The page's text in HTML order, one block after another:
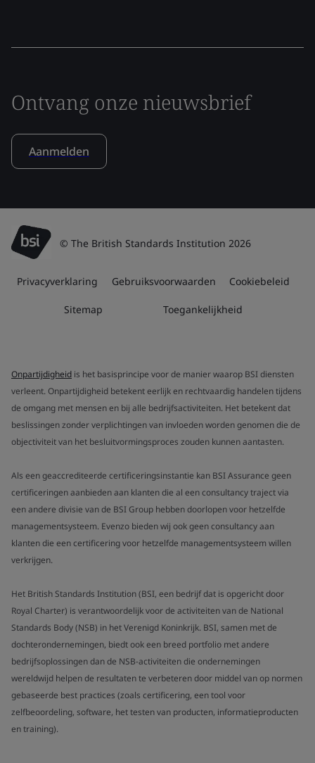
Ontvang onze nieuwsbrief
Aanmelden
© The British Standards Institution 2026
Privacyverklaring Gebruiksvoorwaarden Cookiebeleid
Sitemap Toegankelijkheid
Onpartijdigheid is het basisprincipe voor de manier waarop BSI diensten
verleent. Onpartijdigheid betekent eerlijk en rechtvaardig handelen tijdens
de omgang met mensen en bij alle bedrijfsactiviteiten. Het betekent dat
beslissingen zonder verplichtingen van invloeden worden genomen die de
objectiviteit van het besluitvormingsproces zouden kunnen aantasten.
Als een geaccrediteerde certificeringsinstantie kan BSI Assurance geen
certificeringen aanbieden aan klanten die al een consultancy traject via
een andere divisie van de BSI Group hebben doorlopen voor hetzelfde
managementsysteem. Evenzo bieden wij ook geen consultancy aan
klanten die een certificering voor hetzelfde managementsysteem willen
verkrijgen.
Het British Standards Institution (BSI, een bedrijf dat is opgericht door
Royal Charter) is verantwoordelijk voor de activiteiten van de National
Standards Body (NSB) in het Verenigd Koninkrijk. BSI, samen met de
dochterondernemingen, biedt ook een breed portfolio met andere
bedrijfsoplossingen dan de NSB-activiteiten die ondernemingen
wereldwijd helpen de resultaten te verbeteren door middel van op normen
gebaseerde best practices (zoals certificering, een tool voor
zelfbeoordeling, software, het testen van producten, informatieproducten
en training).